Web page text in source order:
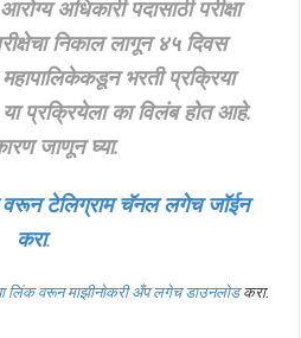
पदांची मोठी भरती ; अर्ज प्रक्रिया सुरु !
अधिकारी पदासाठी परीक्षा
निकाल लागून ४५ दिवस
भरती प्रक्रिया
प्रक्रियेला का विलंब होत आहे.
जाणून घ्या.
वरून टेलिग्राम चॅनल लगेच जॉईन
करा.
लिंक वरून माझीनोकरी अँप लगेच डाउनलोडकरा.